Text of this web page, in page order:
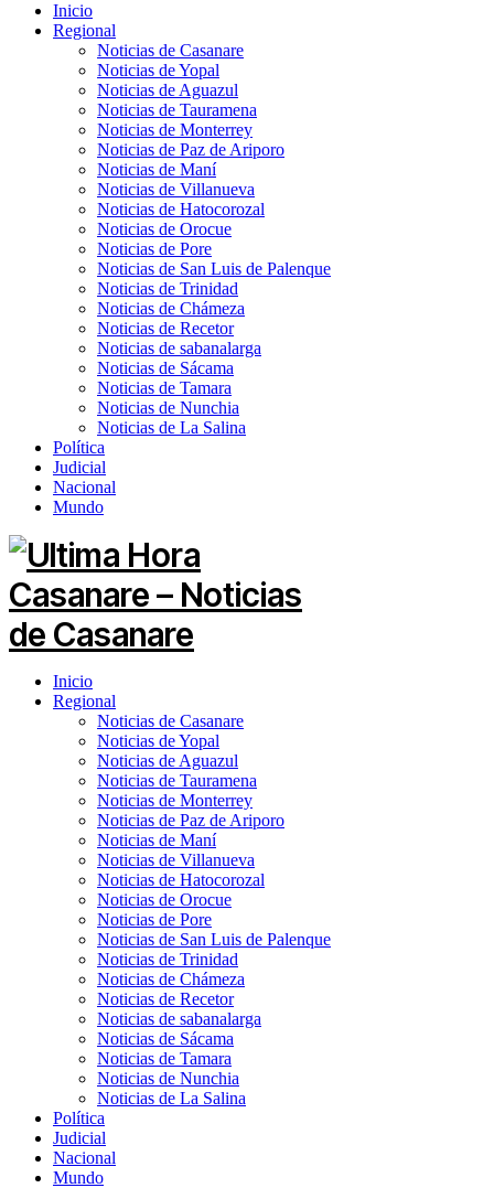
Inicio
Regional
Noticias de Casanare
Noticias de Yopal
Noticias de Aguazul
Noticias de Tauramena
Noticias de Monterrey
Noticias de Paz de Ariporo
Noticias de Maní
Noticias de Villanueva
Noticias de Hatocorozal
Noticias de Orocue
Noticias de Pore
Noticias de San Luis de Palenque
Noticias de Trinidad
Noticias de Chámeza
Noticias de Recetor
Noticias de sabanalarga
Noticias de Sácama
Noticias de Tamara
Noticias de Nunchia
Noticias de La Salina
Política
Judicial
Nacional
Mundo
Inicio
Regional
Noticias de Casanare
Noticias de Yopal
Noticias de Aguazul
Noticias de Tauramena
Noticias de Monterrey
Noticias de Paz de Ariporo
Noticias de Maní
Noticias de Villanueva
Noticias de Hatocorozal
Noticias de Orocue
Noticias de Pore
Noticias de San Luis de Palenque
Noticias de Trinidad
Noticias de Chámeza
Noticias de Recetor
Noticias de sabanalarga
Noticias de Sácama
Noticias de Tamara
Noticias de Nunchia
Noticias de La Salina
Política
Judicial
Nacional
Mundo